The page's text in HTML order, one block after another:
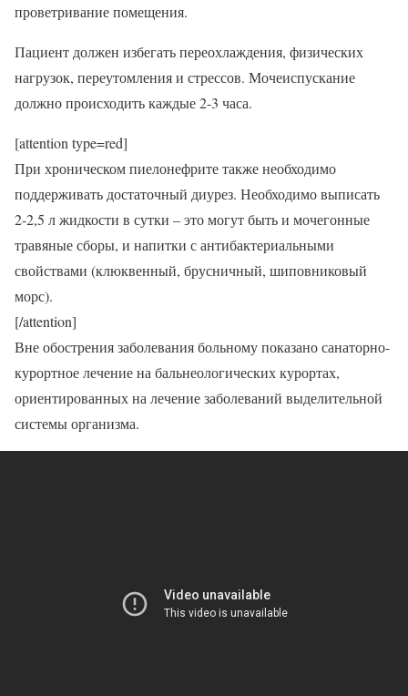
проветривание помещения.
Пациент должен избегать переохлаждения, физических
нагрузок, переутомления и стрессов. Мочеиспускание
должно происходить каждые 2-3 часа.
[attention type=red]
При хроническом пиелонефрите также необходимо
поддерживать достаточный диурез. Необходимо выписать
2-2,5 л жидкости в сутки – это могут быть и мочегонные
травяные сборы, и напитки с антибактериальными
свойствами (клюквенный, брусничный, шиповниковый
морс).
[/attention]
Вне обострения заболевания больному показано санаторно-
курортное лечение на бальнеологических курортах,
ориентированных на лечение заболеваний выделительной
системы организма.